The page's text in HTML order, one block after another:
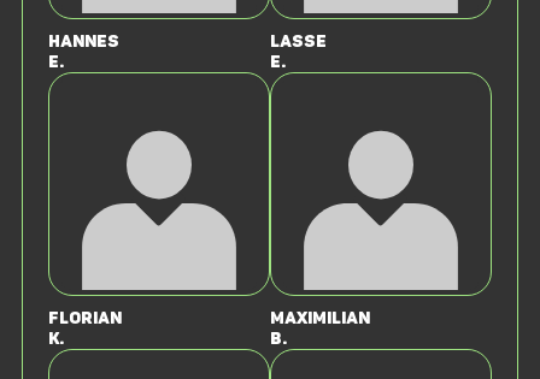
Hannes
E.
Lasse
E.
Florian
K.
Maximilian
B.